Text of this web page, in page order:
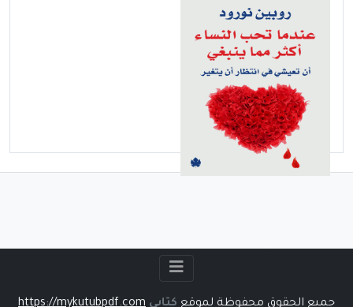
جميع الحقوق محفوظة لموقع كتابي https://mykutubpdf.com